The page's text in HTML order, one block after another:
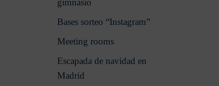
gimnasio
Bases sorteo “Instagram”
Meeting rooms
Escapada de navidad en
Madrid